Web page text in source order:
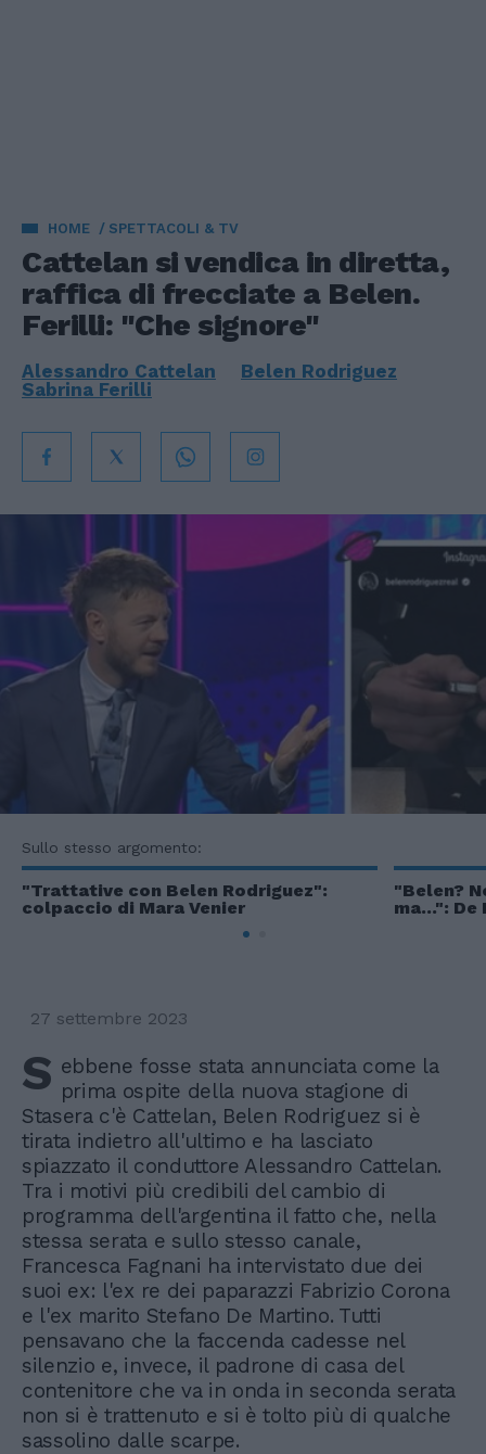
HOME SPETTACOLI & TV
Cattelan si vendica in diretta,
raffica di frecciate a Belen.
Ferilli: "Che signore"
Alessandro Cattelan
Belen Rodriguez
Sabrina Ferilli
Sullo stesso argomento:
"Trattative con Belen Rodriguez":
colpaccio di Mara Venier
"Belen?
ma...":
27 settembre 2023
S ebbene fosse stata annunciata come la
prima ospite della nuova stagione di
Stasera c'è Cattelan, Belen Rodriguez si è
tirata indietro all'ultimo e ha lasciato
spiazzato il conduttore Alessandro Cattelan.
Tra i motivi più credibili del cambio di
programma dell'argentina il fatto che, nella
stessa serata e sullo stesso canale,
Francesca Fagnani ha intervistato due dei
suoi ex: l'ex re dei paparazzi Fabrizio Corona
e l'ex marito Stefano De Martino. Tutti
pensavano che la faccenda cadesse nel
silenzio e, invece, il padrone di casa del
contenitore che va in onda in seconda serata
non si è trattenuto e si è tolto più di qualche
sassolino dalle scarpe.